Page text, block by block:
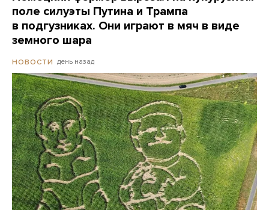
поле силуэты Путина и Трампа
в подгузниках. Они играют в мяч в виде
земного шара
НОВОСТИ день назад